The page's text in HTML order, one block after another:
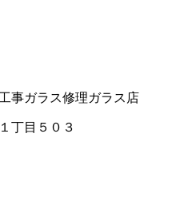
事ガラス修理ガラス店
丁目５０３